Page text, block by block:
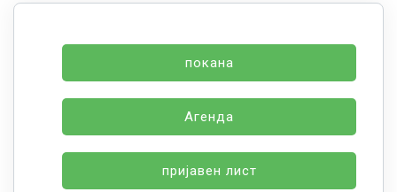
покана
Агенда
пријавен лист